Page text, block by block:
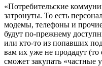
«Потребительские
затронуты. То есть
модемы, телефоны и
будут по-прежнему
или кто-то из попавших
вам их уже не продадут (то
сможет закупать «частные